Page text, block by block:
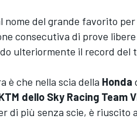
del grande favorito
consecutiva di prove
ulteriormente il record del
è che nella scia della Honda
dello Sky Racing Team
di più senza scie, è riuscito